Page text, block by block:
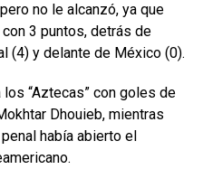
no le alcanzó, ya que
3 puntos, detrás de
(4) y delante de México (0).
los “Aztecas” con goles de
Dhouieb, mientras
había abierto el